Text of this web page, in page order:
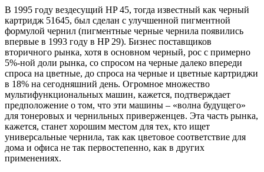
В 1995 году вездесущий HP 45, тогда известный как черный
картридж 51645, был сделан с улучшенной пигментной
формулой чернил (пигментные черные чернила появились
впервые в 1993 году в HP 29). Бизнес поставщиков
вторичного рынка, хотя в основном черный, рос с примерно
5%-ной доли рынка, со спросом на черные далеко впереди
спроса на цветные, до спроса на черные и цветные картриджи
в 18% на сегодняшний день. Огромное множество
мультифункциональных машин, кажется, подтверждает
предположение о том, что эти машины – «волна будущего»
для тонеровых и чернильных приверженцев. Эта часть рынка,
кажется, станет хорошим местом для тех, кто ищет
универсальные чернила, так как цветовое соответствие для
дома и офиса не так первостепенно, как в других
применениях.